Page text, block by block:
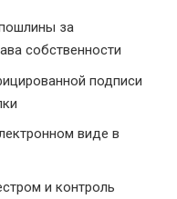
за
собственности
подписи
виде в
и контроль